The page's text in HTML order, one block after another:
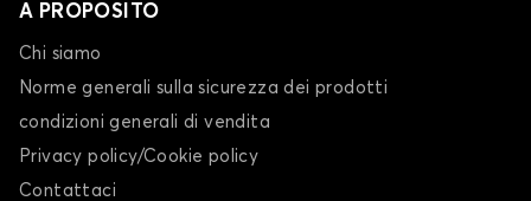
A PROPOSITO
Chi siamo
Norme generali sulla sicurezza dei prodotti
condizioni generali di vendita
Privacy policy/Cookie policy
Contattaci